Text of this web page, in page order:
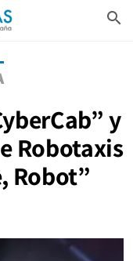
search
y
Robotaxis
Robot”